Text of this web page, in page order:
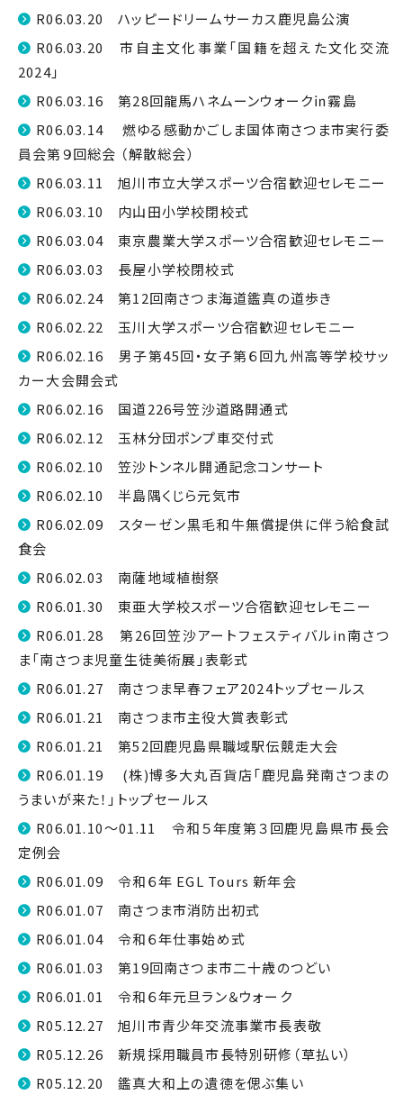
R06.03.20 ハッピードリームサーカス鹿児島公演
R06.03.20 市自主文化事業「国籍を超えた文化交流
2024」
R06.03.16 第28回龍馬ハネムーンウォーク㏌霧島
R06.03.14 燃ゆる感動かごしま国体南さつま市実行委
員会第９回総会 （解散総会）
R06.03.11 旭川市立大学スポーツ合宿歓迎セレモニー
R06.03.10 内山田小学校閉校式
R06.03.04 東京農業大学スポーツ合宿歓迎セレモニー
R06.03.03 長屋小学校閉校式
R06.02.24 第12回南さつま海道鑑真の道歩き
R06.02.22 玉川大学スポーツ合宿歓迎セレモニー
R06.02.16 男子第45回・女子第６回九州高等学校サッ
カー大会開会式
R06.02.16 国道226号笠沙道路開通式
R06.02.12 玉林分団ポンプ車交付式
R06.02.10 笠沙トンネル開通記念コンサート
R06.02.10 半島隅くじら元気市
R06.02.09 スターゼン黒毛和牛無償提供に伴う給食試
食会
R06.02.03 南薩地域植樹祭
R06.01.30 東亜大学校スポーツ合宿歓迎セレモニー
R06.01.28 第26回笠沙アートフェスティバルin南さつ
ま「南さつま児童生徒美術展」表彰式
R06.01.27 南さつま早春フェア2024トップセールス
R06.01.21 南さつま市主役大賞表彰式
R06.01.21 第52回鹿児島県職域駅伝競走大会
R06.01.19 (株)博多大丸百貨店「鹿児島発南さつまの
うまいが来た！」トップセールス
R06.01.10～01.11 令和５年度第３回鹿児島県市長会
定例会
R06.01.09 令和６年 EGL Tours 新年会
R06.01.07 南さつま市消防出初式
R06.01.04 令和６年仕事始め式
R06.01.03 第19回南さつま市二十歳のつどい
R06.01.01 令和６年元旦ラン＆ウォーク
R05.12.27 旭川市青少年交流事業市長表敬
R05.12.26 新規採用職員市長特別研修（草払い）
R05.12.20 鑑真大和上の遺徳を偲ぶ集い